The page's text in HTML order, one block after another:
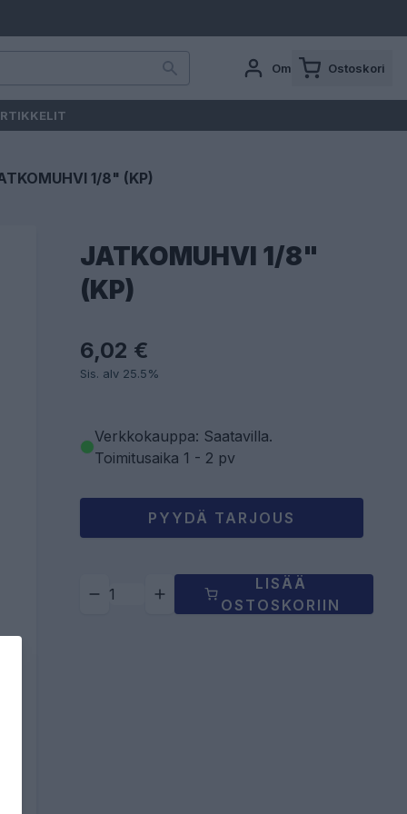
Oma tili Ostoskori
1/8" (KP)
JATKOMUHVI 1/8"
(KP)
6,02 €
Sis. alv 25.5%
Verkkokauppa: Saatavilla.
Toimitusaika 1 - 2 pv
PYYDÄ TARJOUS
LISÄÄ
OSTOSKORIIN